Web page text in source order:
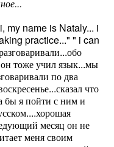
my name is Nataly... i
practice..." " i can
тоже учил язык...мы
по два
что
бы я пойти с ним и
месяц он не
меня своим